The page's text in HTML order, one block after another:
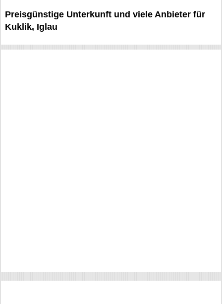
Preisgünstige Unterkunft und viele Anbieter für
Kuklik, Iglau